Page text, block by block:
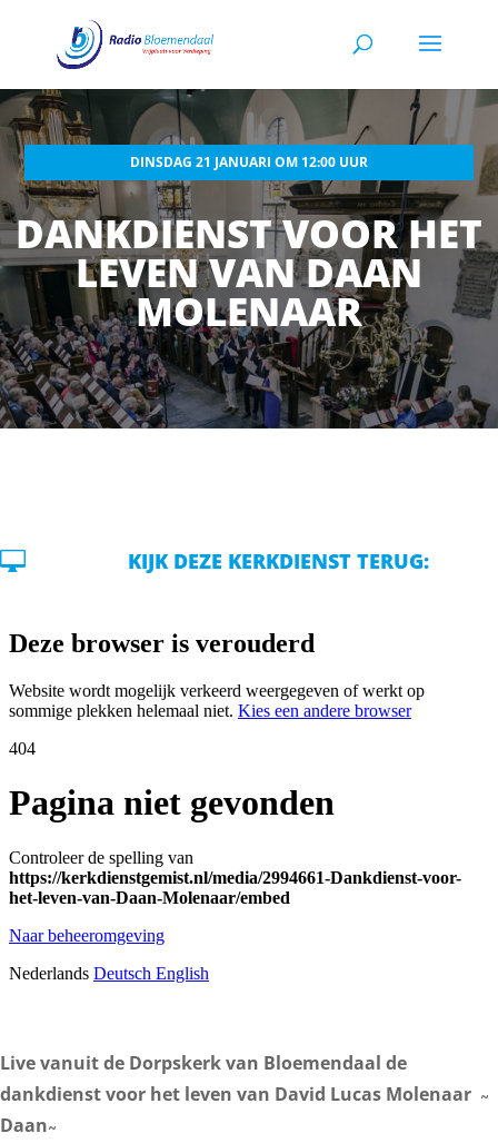
DINSDAG 21 JANUARI OM 12:00 UUR
DANKDIENST VOOR HET
LEVEN VAN DAAN
MOLENAAR
 KIJK DEZE KERKDIENST TERUG:
Live vanuit de Dorpskerk van Bloemendaal de
dankdienst voor het leven van David Lucas Molenaar ̴
Daan ̴